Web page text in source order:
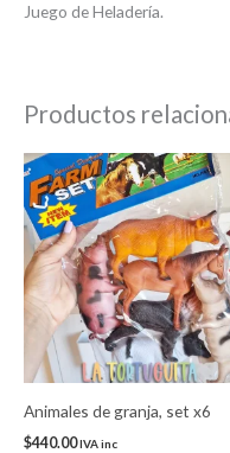
Juego de Heladería.
Productos
Animales de granja, set x6
$440.00IVA inc